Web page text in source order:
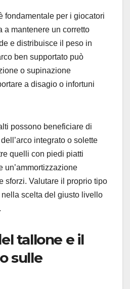
fondamentale per i giocatori
a mantenere un corretto
e distribuisce il peso in
ben supportato può
o supinazione
a disagio o infortuni
possono beneficiare di
integrato o solette
quelli con piedi piatti
un’ammortizzazione
sforzi. Valutare il proprio tipo
scelta del giusto livello
tallone e il
sulle